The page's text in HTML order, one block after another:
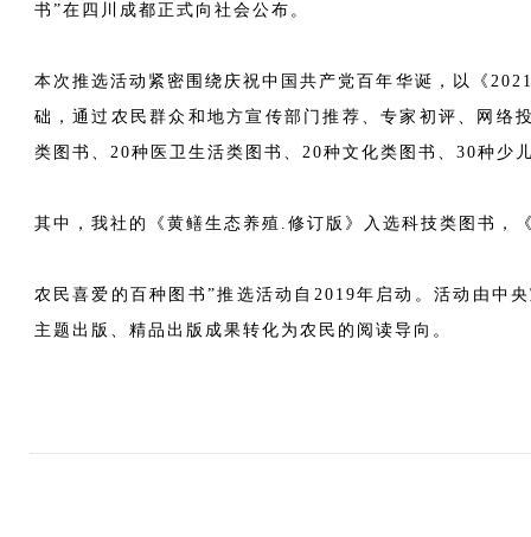
书”在四川成都正式向社会公布。
本次推选活动紧密围绕庆祝中国共产党百年华诞，以《
础，通过农民群众和地方宣传部门推荐、专家初评、网络
类图书、20种医卫生活类图书、20种文化类图书、30种少
其中，我社的《黄鳝生态养殖.修订版》入选科技类图书，
农民喜爱的百种图书”推选活动自2019年启动。活动由中
主题出版、精品出版成果转化为农民的阅读导向。